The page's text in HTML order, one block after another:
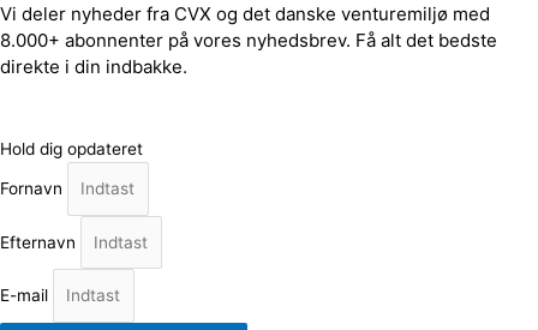
Vi deler nyheder fra CVX og det danske venturemiljø med
8.000+ abonnenter på vores nyhedsbrev. Få alt det bedste
direkte i din indbakke.
Hold dig opdateret
Fornavn
Efternavn
E-mail